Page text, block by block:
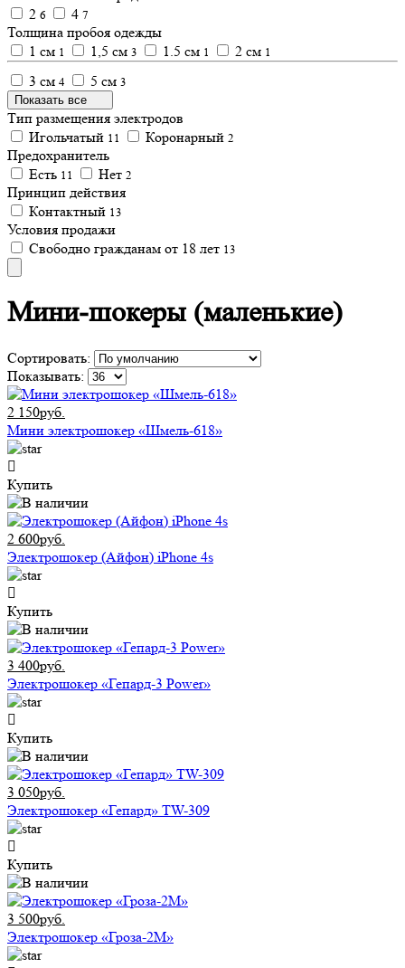
2 6 4 7
Толщина пробоя одежды
1 см 1 1,5 см 3 1.5 см 1 2 см 1
3 см 4 5 см 3
Показать все
Тип размещения электродов
Игольчатый 11 Коронарный 2
Предохранитель
Есть 11 Нет 2
Принцип действия
Контактный 13
Условия продажи
Свободно гражданам от 18 лет 13
Мини-шокеры (маленькие)
Сортировать:
Показывать:
2 150руб.
Мини электрошокер «Шмель-618»
Купить
2 600руб.
Электрошокер (Айфон) iPhone 4s
Купить
3 400руб.
Электрошокер «Гепард-3 Power»
Купить
3 050руб.
Электрошокер «Гепард» TW-309
Купить
3 500руб.
Электрошокер «Гроза-2М»